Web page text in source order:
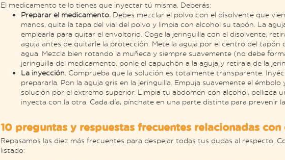
El medicamento te lo tienes que inyectar tú misma. Deberás:
Preparar el medicamento. Debes mezclar el polvo con el disolvente que
manos, quita la tapa del vial del polvo y limpia con alcohol su tapón. La
emplearla para quitar el envoltorio. Coge la jeringuilla con el disolvente,
aguja antes de quitarle la protección. Mete la aguja por el centro del tapón
agua. Mezcla bien rotando la muñeca y siempre suavemente (no debe
jeringuilla del medicamento, ponle el capuchón a la aguja y retírala de la
La inyección . Comprueba que la solución es totalmente transparente.
prepararla. Pon la aguja gris en la jeringuilla. Empuja suavemente el émbolo
solución por el extremo superior. Limpia tu abdomen con alcohol, pellizca
inyecta con la otra. Cada día, pínchate en una parte distinta para prevenir
10 preguntas y respuestas frecuentes relacionadas
Repasamos las diez más frecuentes para despejar todas tus dudas al respecto.
listado: